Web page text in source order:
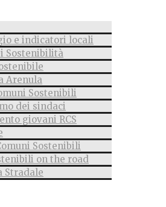
e indicatori locali
Sostenibilità
Arenula
Sostenibili
dei sindaci
giovani RCS
Sostenibili
on the road
Stradale